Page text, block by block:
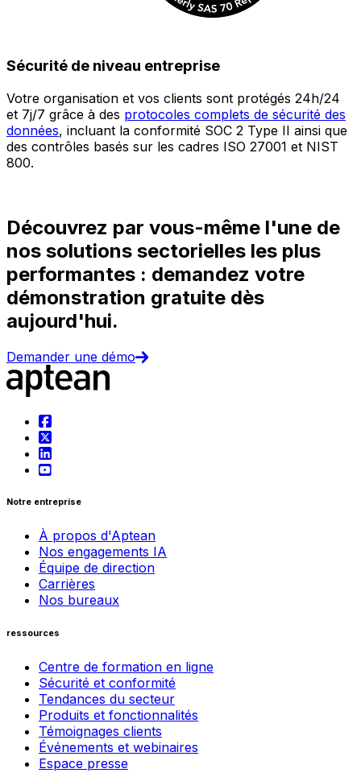
Sécurité de niveau entreprise
Votre organisation et vos clients sont protégés 24h/24
et 7j/7 grâce à des protocoles complets de sécurité des
données, incluant la conformité SOC 2 Type II ainsi que
des contrôles basés sur les cadres ISO 27001 et NIST
800.
Découvrez par vous-même l'une de
nos solutions sectorielles les plus
performantes : demandez votre
démonstration gratuite dès
aujourd'hui.
Demander une démo
Notre entreprise
À propos d'Aptean
Nos engagements IA
Équipe de direction
Carrières
Nos bureaux
ressources
Centre de formation en ligne
Sécurité et conformité
Tendances du secteur
Produits et fonctionnalités
Témoignages clients
Événements et webinaires
Espace presse